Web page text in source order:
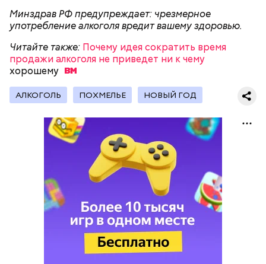
Минздрав РФ предупреждает: чрезмерное
употребление алкоголя вредит вашему здоровью.
Читайте также: Почему идея сократить время
продажи алкоголя не приведет ни к чему
хорошему
АЛКОГОЛЬ ПОХМЕЛЬЕ НОВЫЙ ГОД
Как рассказывает Житие, преподобный родился в
городке Патаре. С детства Николай проникся
христианской религией и рано принял решение
посвятить свою жизнь Богу. Целыми днями отрок
Как гласит предание, совершая паломничество в
Иерусалим, Николай Чудотворец по просьбе
отчаявшихся путников молитвой успокоил
разбушевавшееся море.